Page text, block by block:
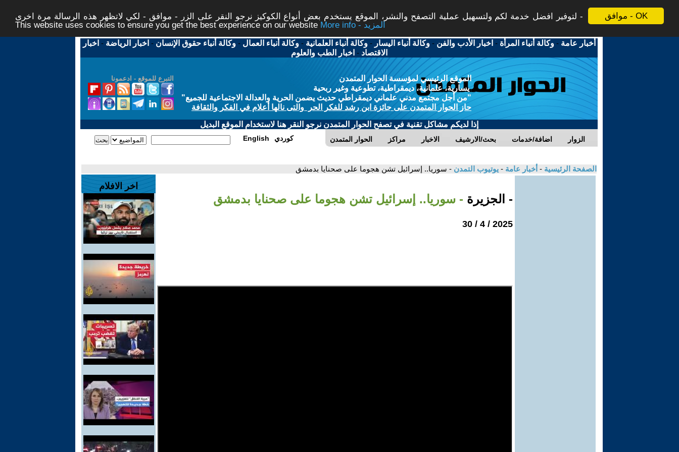
موافق - OK
لتوفير افضل خدمة لكم ولتسهيل عملية التصفح والنشر، الموقع يستخدم بعض أنواع الكوكيز نرجو النقر على الزر - موافق - لكي لاتظهر هذه الرسالة مرة اخرى -
This website uses cookies to ensure you get the best experience on our website
More info - المزيد
أخبار عامة -وكالة أنباء المرأة - اخبار الأدب والفن -وكالة أنباء اليسار -وكالة أنباء العلمانية -وكالة أنباء العمال -وكالة أنباء حقوق الإنسان - اخبار الرياضة - اخبار
الاقتصاد - اخبار الطب والعلوم
التبرع للموقع - ادعمونا
الموقع الرئيسي لمؤسسة الحوار المتمدن
يسارية، علمانية، ديمقراطية، تطوعية وغير ربحية
"من أجل مجتمع مدني علماني ديمقراطي حديث يضمن الحرية والعدالة الاجتماعية للجميع"
حاز الحوار المتمدن على جائزة ابن رشد للفكر الحر والتى نالها أعلام في الفكر والثقافة
إذا لديكم مشاكل تقنية في تصفح الحوار المتمدن نرجو النقر هنا لاستخدام الموقع البديل
الحوار المتمدن مراكز الاخبار بحث/الارشيف اضافة/خدمات الزوار English كوردي
الصفحة الرئيسية - أخبار عامة - يوتيوب التمدن - سوريا.. إسرائيل تشن هجوما على صحنايا بدمشق
- الجزيرة - سوريا.. إسرائيل تشن هجوما على صحنايا بدمشق
2025 / 4 / 30
اخر الافلام